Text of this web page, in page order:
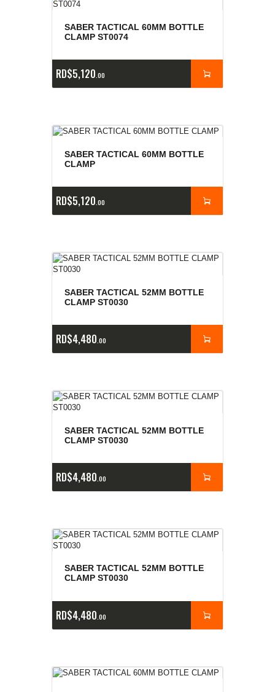
SABER TACTICAL 60MM BOTTLE
CLAMP ST0074
RD$5,120 00
SABER TACTICAL 60MM BOTTLE
CLAMP
RD$5,120 00
SABER TACTICAL 52MM BOTTLE
CLAMP ST0030
RD$4,480 00
SABER TACTICAL 52MM BOTTLE
CLAMP ST0030
RD$4,480 00
SABER TACTICAL 52MM BOTTLE
CLAMP ST0030
RD$4,480 00